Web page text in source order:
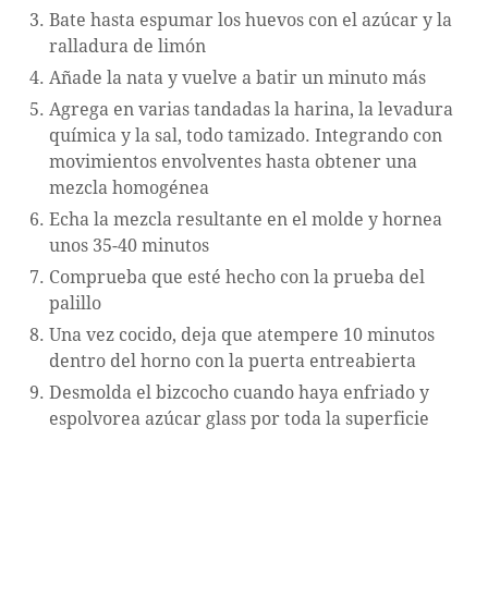
Bate hasta espumar los huevos con el azúcar y la
ralladura de limón
Añade la nata y vuelve a batir un minuto más
Agrega en varias tandadas la harina, la levadura
química y la sal, todo tamizado. Integrando con
movimientos envolventes hasta obtener una
mezcla homogénea
Echa la mezcla resultante en el molde y hornea
unos 35-40 minutos
Comprueba que esté hecho con la prueba del
palillo
Una vez cocido, deja que atempere 10 minutos
dentro del horno con la puerta entreabierta
Desmolda el bizcocho cuando haya enfriado y
espolvorea azúcar glass por toda la superficie